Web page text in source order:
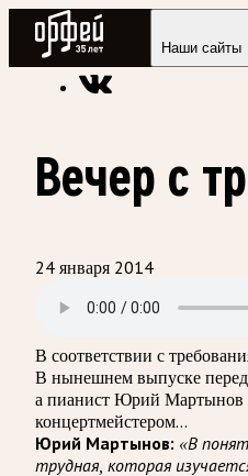
Радио Орфей
Наши сайты
Радио классической
Вечер с
24 января 2014
В соответствии с
В нынешнем выпуске
а пианист Юрий Мартынов
концертмейстером…
Юрий Мартынов: «В
трудная, которая